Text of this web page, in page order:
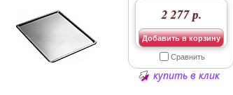
2 277 р.
Добавить в корзину
Сравнить
купить в клик